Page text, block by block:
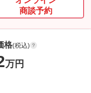
商談予約
格(税込)
万円